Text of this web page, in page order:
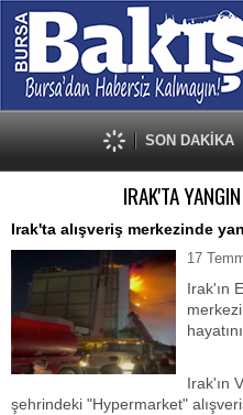
SON DAKİKA
IRAK'TA
Irak'ta alışveriş merkezinde
17
Irak'ın
Irak'ın
şehrindeki "Hypermarket"